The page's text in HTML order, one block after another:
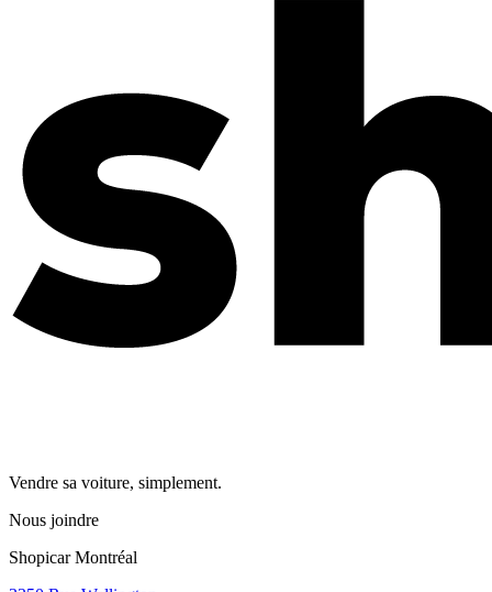
Vendre sa voiture, simplement.
Nous joindre
Shopicar Montréal